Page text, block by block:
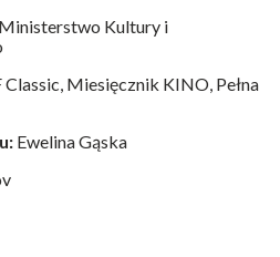
Ministerstwo Kultury i
Classic, Miesięcznik KINO, Pełna
Ewelina Gąska